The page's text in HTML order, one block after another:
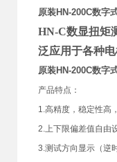
原装HN-200C数字
HN-C数显扭矩
泛应用于各种
原装HN-200C数字
产品特点：
1.高精度，稳定性高
2.上下限偏差值自由
3.测试方向显示（逆